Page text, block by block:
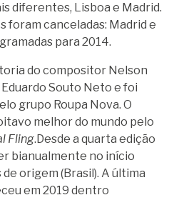
diferentes, Lisboa e Madrid.
foram canceladas: Madrid e
para 2014.
do compositor Nelson
Souto Neto e foi
grupo Roupa Nova. O
melhor do mundo pelo
Fling.Desde a quarta edição
bianualmente no início
origem (Brasil). A última
em 2019 dentro